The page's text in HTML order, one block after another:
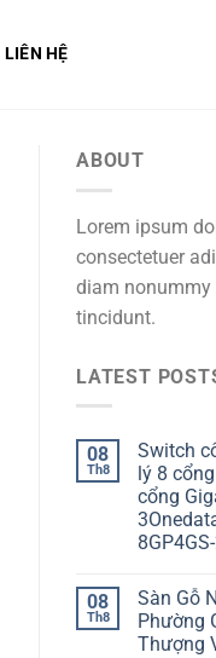
LIÊN HỆ
ABOUT
Lorem ipsum
consectetuer
diam nonummy
tincidunt.
LATEST
08
Th8
Switch
lý 8
cổng
08
Th8
Sàn Gỗ
Phường
Thượng